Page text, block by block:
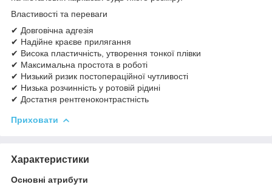
Властивості та переваги
✔ Довговічна адгезія
✔ Надійне краєве прилягання
✔ Висока пластичність, утворення тонкої плівки
✔ Максимальна простота в роботі
✔ Низький ризик постопераційної чутливості
✔ Низька розчинність у ротовій рідині
✔ Достатня рентгеноконтрастність
Приховати
Характеристики
Основні атрибути